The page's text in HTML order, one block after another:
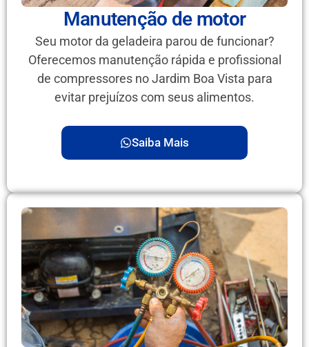
Manutenção de motor
Seu motor da geladeira parou de funcionar?
Oferecemos manutenção rápida e profissional
de compressores no Jardim Boa Vista para
evitar prejuízos com seus alimentos.
Saiba Mais